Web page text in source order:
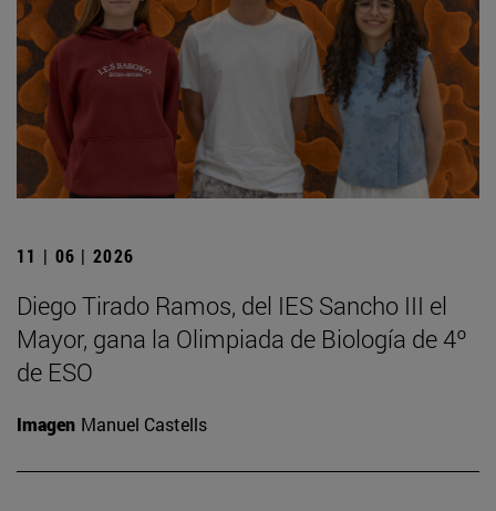
11 | 06 | 2026
Diego Tirado Ramos, del IES Sancho III el
Mayor, gana la Olimpiada de Biología de 4º
de ESO
Imagen Manuel Castells